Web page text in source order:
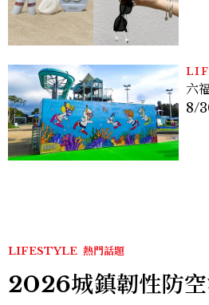
六
8/
LIFESTYLE 熱門話題
2026城鎮韌性防